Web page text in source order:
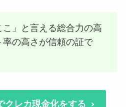
こ」と言える総合力の高
率の高さが信頼の証で
クレカ現金化をする